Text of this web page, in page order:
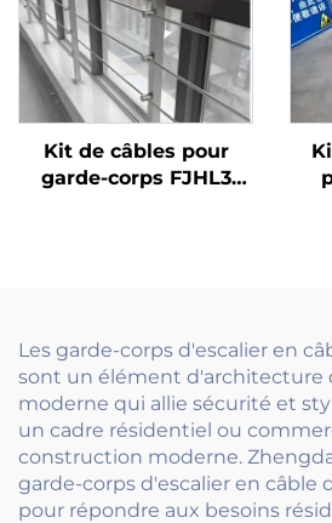
Kit de câbles pour
garde-corps FJHL3
planchers
d'immeubles
Les garde-corps d'escalier en
sont un élément
moderne qui allie sécurité et
un cadre résidentiel ou
construction moderne.
garde-corps d'escalier en câble
pour répondre aux besoins